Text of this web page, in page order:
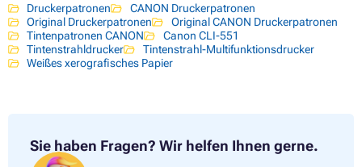
Druckerpatronen
CANON Druckerpatronen
Original Druckerpatronen
Original CANON Druckerpatronen
Tintenpatronen CANON
Canon CLI-551
Tintenstrahldrucker
Tintenstrahl-Multifunktionsdrucker
Weißes xerografisches Papier
Sie haben Fragen? Wir helfen Ihnen gerne.